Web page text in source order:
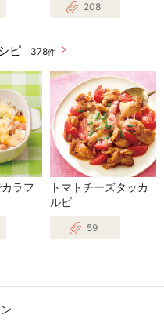
208
ピ 378件
ラフ
トマトチーズタッカ
ルビ
59